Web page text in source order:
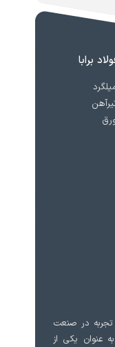
برابا
برابا با بیش از 30 سال تجربه در صنعت
عنوان یکی از